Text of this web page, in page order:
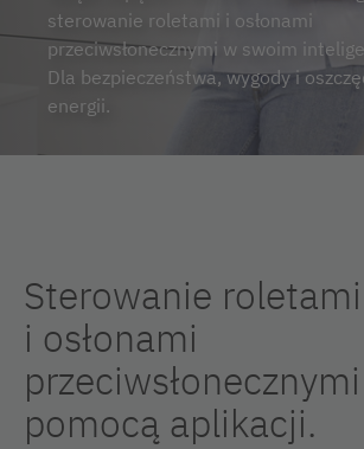
sterowanie roletami i osłonami
przeciwsłonecznymi w swoim
Dla bezpieczeństwa, wygody i
energii.
Sterowanie roletami
i osłonami
pomocą aplikacji.